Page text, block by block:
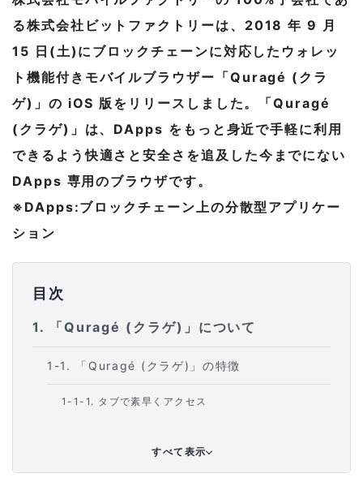
る株式会社ビットファクトリーは、2018 年 9 月
15 日(土)にブロックチェーンに対応したウォレッ
ト機能付きモバイルブラウザー「Quragé (クラ
ゲ)」の iOS 版をリリースしました。「Quragé
(クラゲ)」は、DApps をもっと身近で手軽に利用
できるよう快適さと安全さを追及した今までにない
DApps 専用のブラウザです。
※DApps:ブロックチェーン上の分散型アプリケー
ション
目次
1 「Quragé (クラゲ)」について
1-1 「Quragé (クラゲ)」の特徴
1-1-1 タブで素早くアクセス
1-1-3 リアルタイム通知
すべて表示